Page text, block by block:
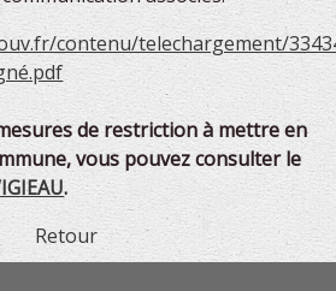
contenu/telechargement/
de restriction à mettre en
vous pouvez consulter le
.
Retour